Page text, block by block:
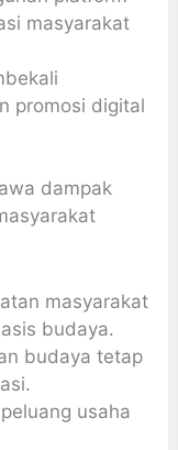
masyarakat
promosi digital
dampak
masyarakat
budaya.
budaya tetap
usaha